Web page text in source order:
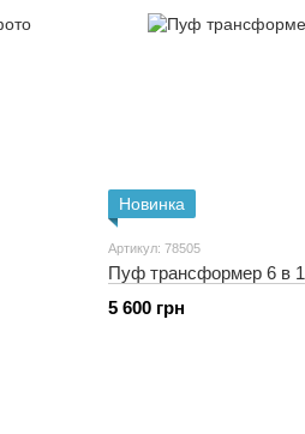
Новинка
Артикул: 78505
Пуф трансформер 6 в 1
5 600 грн